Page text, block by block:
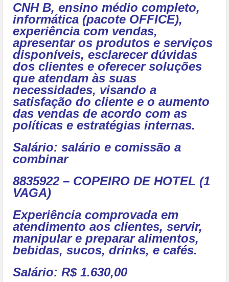
CNH B, ensino médio completo,
informática (pacote OFFICE),
experiência com vendas,
apresentar os produtos e serviços
disponíveis, esclarecer dúvidas
dos clientes e oferecer soluções
que atendam às suas
necessidades, visando a
satisfação do cliente e o aumento
das vendas de acordo com as
políticas e estratégias internas.
Salário: salário e comissão a
combinar
8835922 – COPEIRO DE HOTEL (1
VAGA)
Experiência comprovada em
atendimento aos clientes, servir,
manipular e preparar alimentos,
bebidas, sucos, drinks, e cafés.
Salário: R$ 1.630,00